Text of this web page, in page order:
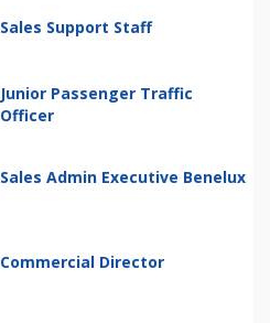
Sales Support Staff
Junior Passenger Traffic
Officer
Sales Admin Executive Benelux
Commercial Director